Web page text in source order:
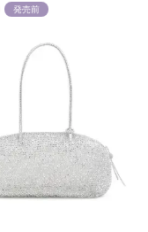
発売前